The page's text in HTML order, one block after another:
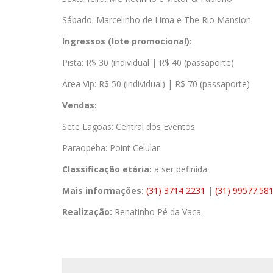
Sábado: Marcelinho de Lima e The Rio Mansion
Ingressos (lote promocional):
Pista: R$ 30 (individual | R$ 40 (passaporte)
Área Vip: R$ 50 (individual) | R$ 70 (passaporte)
Vendas:
Sete Lagoas: Central dos Eventos
Paraopeba: Point Celular
Classificação etária: a ser definida
Mais informações: (31) 3714 2231 | (31)
Realização: Renatinho Pé da Vaca